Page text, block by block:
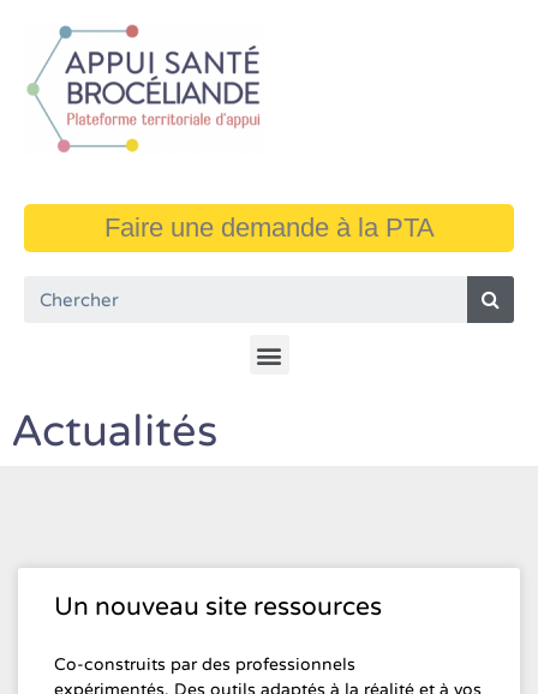
Faire une demande à la PTA
Actualités
Un nouveau site ressources
Co-construits par des professionnels
expérimentés. Des outils adaptés à la réalité et à vos